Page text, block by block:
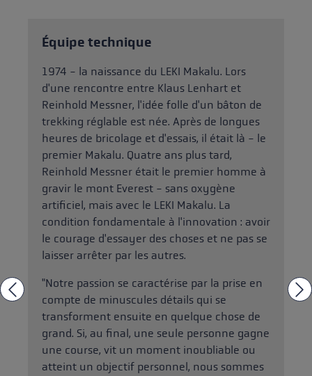
Équipe technique
1974 - la naissance du LEKI Makalu. Lors
d'une rencontre entre Klaus Lenhart et
Reinhold Messner, l'idée folle d'un bâton de
trekking réglable est née. Après de longues
heures de bricolage et d'essais, il était là - le
premier Makalu. Quatre ans plus tard,
Reinhold Messner était le premier homme à
gravir le mont Everest - sans oxygène
artificiel, mais avec le LEKI Makalu. La
condition fondamentale à l'innovation : avoir
le courage d'essayer des choses et ne pas se
laisser arrêter par les autres.
"Notre passion se caractérise par la prise en
compte de minuscules détails qui se
transforment ensuite en quelque chose de
grand. Si, au final, une seule personne gagne
une course, vit un moment inoubliable ou
atteint un objectif personnel, nous sommes